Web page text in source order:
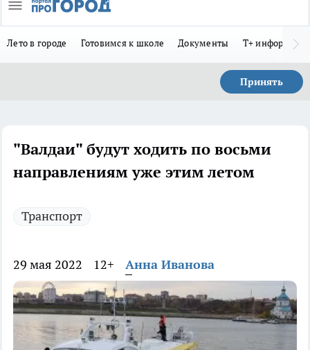
Лето в городе Готовимся к школе Документы Т+
Принять
"Валдаи" будут ходить по восьми
направлениям уже этим летом
Транспорт
29 мая 2022 12+ Анна Иванова